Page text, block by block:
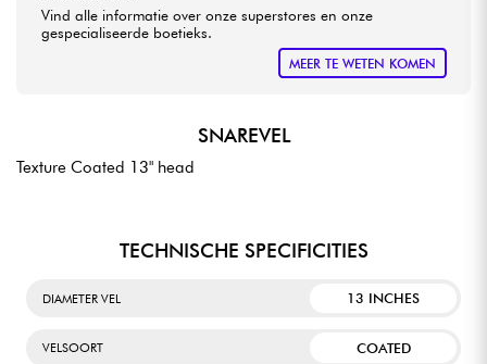
Vind alle informatie over onze superstores en onze
gespecialiseerde boetieks.
MEER TE WETEN KOMEN
SNAREVEL
Texture Coated 13" head
TECHNISCHE SPECIFICITIES
DIAMETER VEL 13 INCHES
VELSOORT COATED